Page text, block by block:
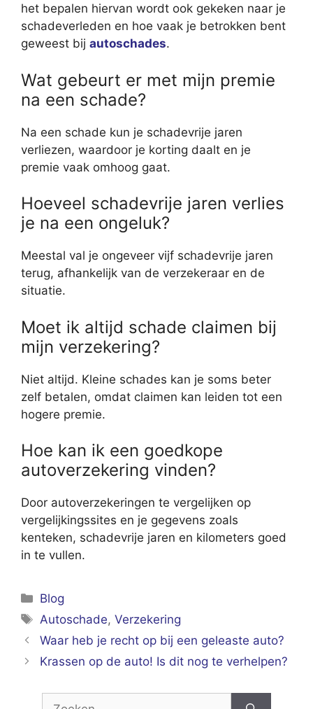
het bepalen hiervan wordt ook gekeken naar je
schadeverleden en hoe vaak je betrokken bent
geweest bij autoschades.
Wat gebeurt er met mijn premie
na een schade?
Na een schade kun je schadevrije jaren
verliezen, waardoor je korting daalt en je
premie vaak omhoog gaat.
Hoeveel schadevrije jaren verlies
je na een ongeluk?
Meestal val je ongeveer vijf schadevrije jaren
terug, afhankelijk van de verzekeraar en de
situatie.
Moet ik altijd schade claimen bij
mijn verzekering?
Niet altijd. Kleine schades kan je soms beter
zelf betalen, omdat claimen kan leiden tot een
hogere premie.
Hoe kan ik een goedkope
autoverzekering vinden?
Door autoverzekeringen te vergelijken op
vergelijkingssites en je gegevens zoals
kenteken, schadevrije jaren en kilometers goed
in te vullen.
Categorieën
Blog
Tags
Autoschade,Verzekering
Waar heb je recht op bij een geleaste auto?
Krassen op de auto! Is dit nog te verhelpen?
Zoek